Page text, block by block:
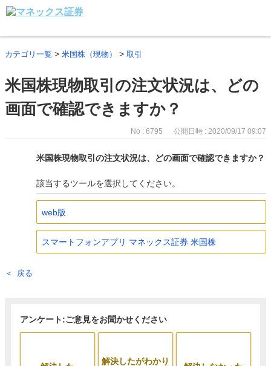
カテゴリ一覧 > 米国株（現物） > 取引
米国株現物取引の注文状況は、どの
画面で確認できますか？
No : 6795 公開日時 : 2020/09/17 09:07
米国株現物取引の注文状況は、どの画面で確認できますか？
該当するツールを選択してください。
web版
スマートフォンアプリ マネックス証券 米国株
戻る
アンケート:ご意見をお聞かせください
解決したがわかり